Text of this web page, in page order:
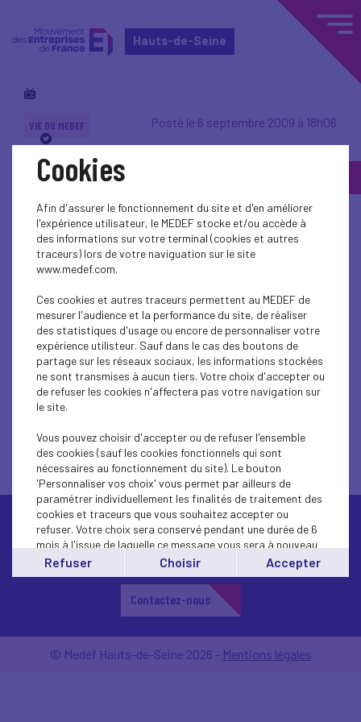
Hauts-de-Seine
VIE DU MEDEF Posté le 6 septembre 2009 à 18h06
Matthieu Ricard :
l'altruisme, une absolue
nécessité
Pour Matthieu Ricard, la crise révèle
l'impérieuse nécessité de plus
d'altruisme, de sens de coopération
et de responsabilité universelle. Ce
tant dans le domaine de l'économie
et de l'écologie, que dans le monde
du travail.
Contactez-nous
© Medef Hauts-de-Seine 2026 - Mentions légales
Cookies
Afin d'assurer le fonctionnement du site et d'en améliorer
l'expérience utilisateur, le MEDEF stocke et/ou accède à
des informations sur votre terminal (cookies et autres
traceurs) lors de votre naviguation sur le site
www.medef.com.
Ces cookies et autres traceurs permettent au MEDEF de
mesurer l'audience et la performance du site, de réaliser
des statistiques d'usage ou encore de personnaliser votre
expérience utilisteur. Sauf dans le cas des boutons de
partage sur les réseaux sociaux, les informations stockées
ne sont transmises à aucun tiers. Votre choix d'accepter ou
de refuser les cookies n'affectera pas votre navigation sur
le site.
Vous pouvez choisir d'accepter ou de refuser l'ensemble
des cookies (sauf les cookies fonctionnels qui sont
nécessaires au fonctionnement du site). Le bouton
'Personnaliser vos choix' vous permet par ailleurs de
paramétrer individuellement les finalités de traitement des
cookies et traceurs que vous souhaitez accepter ou
refuser. Votre choix sera conservé pendant une durée de 6
mois à l'issue de laquelle ce message vous sera à nouveau
affiché..
Vous pouvez modifier votre choix à tout moment en
en bas de page.
Refuser Choisir Accepter